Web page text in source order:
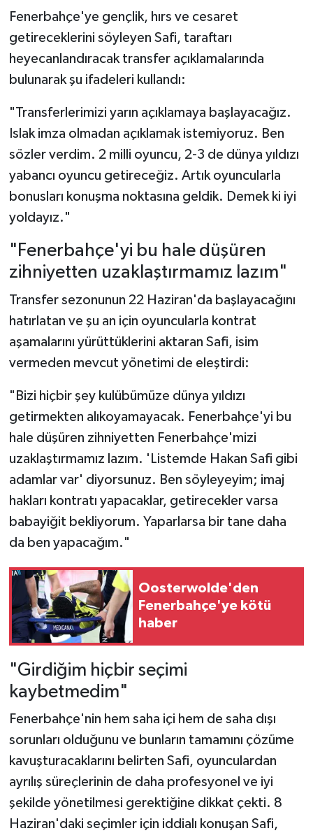
Fenerbahçe'ye gençlik, hırs ve cesaret
getireceklerini söyleyen Safi, taraftarı
heyecanlandıracak transfer açıklamalarında
bulunarak şu ifadeleri kullandı:
"Transferlerimizi yarın açıklamaya başlayacağız.
Islak imza olmadan açıklamak istemiyoruz. Ben
sözler verdim. 2 milli oyuncu, 2-3 de dünya yıldızı
yabancı oyuncu getireceğiz. Artık oyuncularla
bonusları konuşma noktasına geldik. Demek ki iyi
yoldayız."
"Fenerbahçe'yi bu hale düşüren
zihniyetten uzaklaştırmamız lazım"
Transfer sezonunun 22 Haziran'da başlayacağını
hatırlatan ve şu an için oyuncularla kontrat
aşamalarını yürüttüklerini aktaran Safi, isim
vermeden mevcut yönetimi de eleştirdi:
"Bizi hiçbir şey kulübümüze dünya yıldızı
getirmekten alıkoyamayacak. Fenerbahçe'yi bu
hale düşüren zihniyetten Fenerbahçe'mizi
uzaklaştırmamız lazım. 'Listemde Hakan Safi gibi
adamlar var' diyorsunuz. Ben söyleyeyim; imaj
hakları kontratı yapacaklar, getirecekler varsa
babayiğit bekliyorum. Yaparlarsa bir tane daha
da ben yapacağım."
Oosterwolde'den
Fenerbahçe'ye kötü
haber
"Girdiğim hiçbir seçimi
kaybetmedim"
Fenerbahçe'nin hem saha içi hem de saha dışı
sorunları olduğunu ve bunların tamamını çözüme
kavuşturacaklarını belirten Safi, oyunculardan
ayrılış süreçlerinin de daha profesyonel ve iyi
şekilde yönetilmesi gerektiğine dikkat çekti. 8
Haziran'daki seçimler için iddialı konuşan Safi,